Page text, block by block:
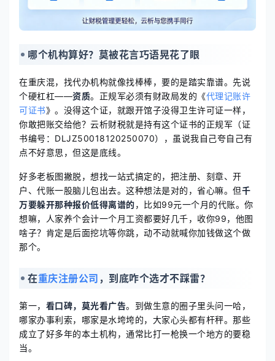
哪个机构算好？莫被花言巧语晃花了眼
在重庆混，找代办机构就像找棒棒，要的是踏实靠谱。先说
个硬杠杠——资质。正规军必须有财政局发的《代理记账许
可证书》。没得这个证，就跟开馆子没得卫生许可证一样，
你敢把账交给他？云析财税就是持有这个证书的正规军（证
书编号：DLJZ50018120250070），虽说我自己夸自己有
点不好意思，但这是底线。
好多老板图撇脱，想找一站式搞定的，把注册、刻章、开
户、代账一股脑儿包出去。这种想法是对的，省心嘛。但千
万要躲开那种报价低得离谱的，比如99元一个月的代账。你
想嘛，人家养个会计一个月工资都要好几千，收你99，他图
啥子？肯定是后面挖坑等你跳，动不动就喊你加钱做这个做
那个。
在重庆注册公司 ，到底咋个选才不踩雷？
第一， 看口碑，莫光看广告。到做生意的圈子里头问一哈，
哪家办事利索，哪家是水垮垮的，大家心头都有杆秤。那些
成立了好多年的本土机构，通常比打一枪换一个地方的要稳
当。